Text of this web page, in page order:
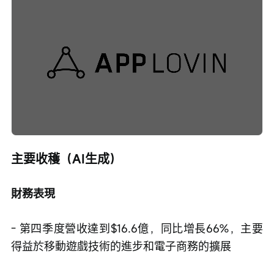
放
主要收穫（AI生成）
財務表現
- 第四季度營收達到$16.6億，同比增長66%，主要
得益於移動遊戲技術的進步和電子商務的擴展